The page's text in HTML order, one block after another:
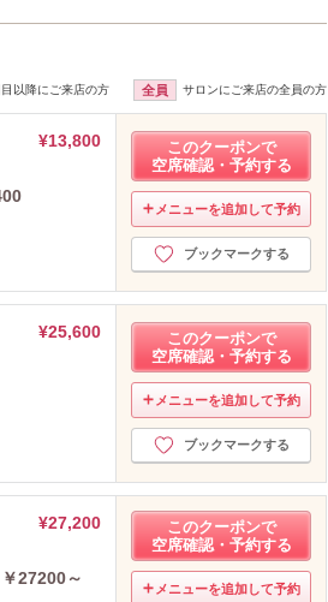
2025年9月分（17）
2025年7月分（24）
2025年6月分（21）
2025年5月分 （20）
2025年4月分
2025年3月分 （15）
2025年2月分（15）
2024年12月分（9）
2024年11月分（10）
2024年10月分（10）
2024年9月分（9）
2024年8月分 （13）
2024年7月分（11）
2024年6月分（15）
2024年5月分（11）
2024年4月分（10）
2024年3月分（11）
以降にご来店の方 全員 サロンにご来店の全員の方
¥13,800
このクーポンで
空席確認・予約する
メニューを追加して予約
ブックマークする
¥25,600
このクーポンで
空席確認・予約する
メニューを追加して予約
ブックマークする
¥27,200
27200～
このクーポンで
空席確認・予約する
メニューを追加して予約